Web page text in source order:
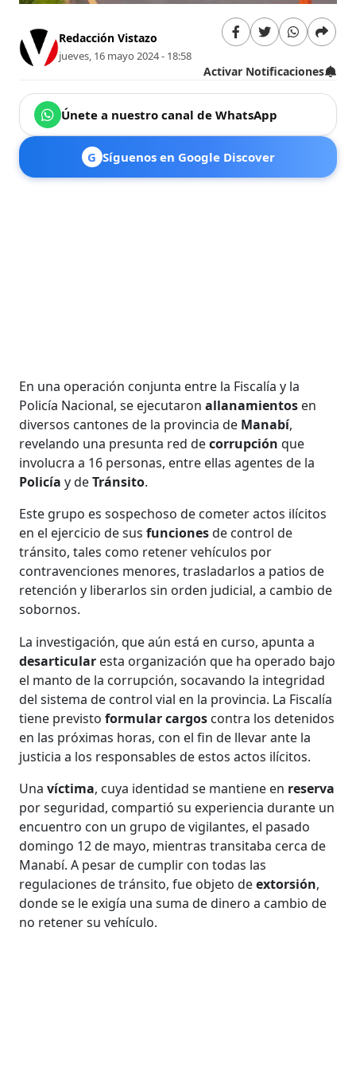
Redacción Vistazo
jueves, 16 mayo 2024 - 18:58
Activar Notificaciones
Únete a nuestro canal de WhatsApp
G Síguenos en Google Discover
En una operación conjunta entre la Fiscalía y la
Policía Nacional, se ejecutaronallanamientos en
diversos cantones de la provincia de Manabí,
revelando una presunta red decorrupción que
involucra a 16 personas, entre ellas agentes de la
Policía y deTránsito.
Este grupo es sospechoso de cometer actos ilícitos
en el ejercicio de susfuncionesde control de
tránsito, tales como retener vehículos por
contravenciones menores, trasladarlos a patios de
retención y liberarlos sin orden judicial, a cambio de
sobornos.
La investigación, que aún está en curso, apunta a
desarticular esta organización que ha operado bajo
el manto de la corrupción, socavando la integridad
del sistema de control vial en la provincia. La Fiscalía
tiene previstoformular cargos contra los detenidos
en las próximas horas, con el fin de llevar ante la
justicia a los responsables de estos actos ilícitos.
Unavíctima, cuya identidad se mantiene en reserva
por seguridad, compartió su experiencia durante un
encuentro con un grupo de vigilantes, el pasado
domingo 12 de mayo, mientras transitaba cerca de
Manabí. A pesar de cumplir con todas las
regulaciones de tránsito, fue objeto deextorsión,
donde se le exigía una suma de dinero a cambio de
no retener su vehículo.